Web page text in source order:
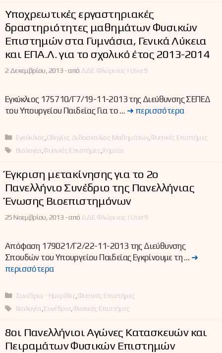
Υποχρεωτικές εργαστηριακές
δραστηριότητες μαθημάτων Φυσικών
Επιστημών στα Γυμνάσια, Γενικά Λύκεια
και ΕΠΑ.Λ. για το σχολικό έτος 2013-2014
2 Δεκεμβρίου, 2013 -από ΔΔΕ Φλώρινας | User9
Εγκύκλιος 175710/Γ7/19-11-2013 της Διεύθυνσης ΣΕΠΕΔ
του Υπουργείου Παιδείας Για το … ➜ περισσότερα
Κατηγορίες
Εγκύκλιος Οδηγίες Διδασκαλίας Μαθημάτων Φυσικές Επιστήμες
Ετικέτες
Βιολογία Φυσικές Επιστήμες Χημεία
Έγκριση μετακίνησης για το 2ο
Πανελλήνιο Συνέδριο της Πανελλήνιας
Ένωσης Βιοεπιστημόνων
25 Νοεμβρίου, 2013 -από ΔΔΕ Φλώρινας | User9
Απόφαση 179021/Γ2/22-11-2013 της Διεύθυνσης
Σπουδών του Υπουργείου Παιδείας Εγκρίνουμε τη … ➜
περισσότερα
Κατηγορίες
Συνέδρια - Ημερίδες Φυσικές Επιστήμες
Ετικέτες
Βιολογία Συνέδρια Φυσικές Επιστήμες
8οι Πανελλήνιοι Αγώνες Κατασκευών και
Πειραμάτων Φυσικών Επιστημών